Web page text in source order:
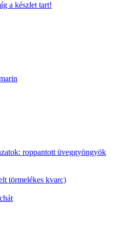
a készlet tart!
roppantott üveggyöngyök
törmelékes kvarc)